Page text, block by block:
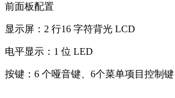
前面板配置
显示屏：2 行16 字符背光 LCD
电平显示：1 位 LED
按键：6 个哑音键、6个菜单项目控制